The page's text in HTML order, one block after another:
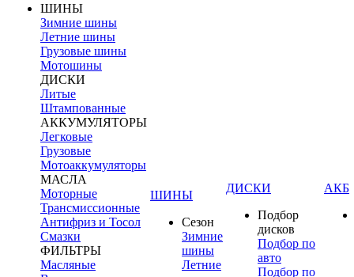
ШИНЫ
Зимние шины
Летние шины
Грузовые шины
Мотошины
ДИСКИ
Литые
Штампованные
АККУМУЛЯТОРЫ
Легковые
Грузовые
Мотоаккумуляторы
МАСЛА
Моторные
Трансмиссионные
Антифриз и Тосол
Смазки
ФИЛЬТРЫ
Масляные
ШИНЫ
Сезон
Зимние
шины
Летние
ДИСКИ
Подбор
дисков
Подбор по
авто
Подбор по
АКБ